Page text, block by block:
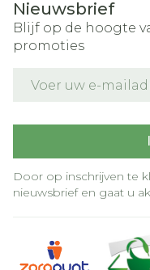
Nieuwsbrief
Blijf op de hoogte
promoties
Door op inschrijven te
nieuwsbrief en gaat u